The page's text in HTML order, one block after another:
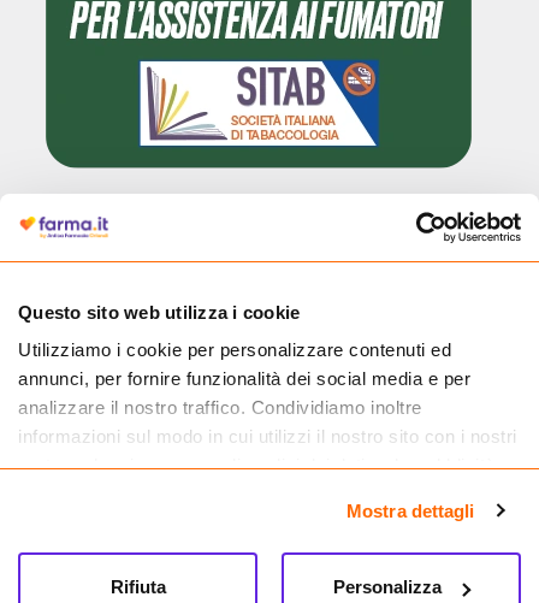
Questo sito web utilizza i cookie
Utilizziamo i cookie per personalizzare contenuti ed
annunci, per fornire funzionalità dei social media e per
analizzare il nostro traffico. Condividiamo inoltre
informazioni sul modo in cui utilizzi il nostro sito con i nostri
partner che si occupano di analisi dei dati web, pubblicità e
informazioni che hai fornito loro o che hanno raccolto dal
tuo utilizzo dei loro servizi.
Mostra dettagli
Personalizza
Rifiuta
autorizzata dal Ministero della Salute a effettuare la vendita online di